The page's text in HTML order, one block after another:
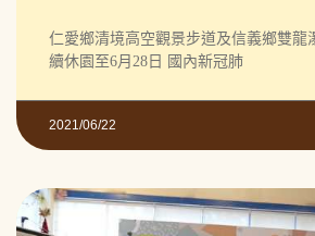
仁愛鄉清境高空觀景步道及信義鄉雙龍
續休園至6月28日 國內新冠肺
2021/06/22